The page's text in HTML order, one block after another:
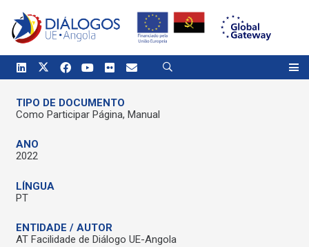
TIPO DE DOCUMENTO
Como Participar Página, Manual
ANO
2022
LÍNGUA
PT
ENTIDADE / AUTOR
AT Facilidade de Diálogo UE-Angola